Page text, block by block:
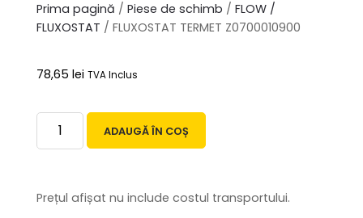
Prima pagină / Piese de schimb / FLOW /
FLUXOSTAT / FLUXOSTAT TERMET Z0700010900
78,65 lei TVA Inclus
ADAUGĂ ÎN COȘ
Prețul afișat nu include costul transportului.